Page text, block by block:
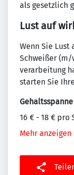
als gesetzlich
Lust auf
Wenn Sie Lust
Schweißer
verarbeitung
starten Sie
Gehaltsspanne
16 € - 18 € pro
Mehr anzeigen